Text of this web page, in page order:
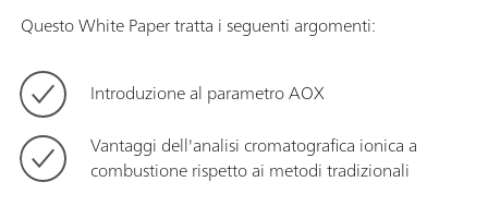
Questo White Paper tratta i seguenti argomenti:
Introduzione al parametro AOX
Vantaggi dell'analisi cromatografica ionica a
combustione rispetto ai metodi tradizionali